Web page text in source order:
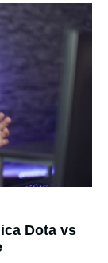
Dota vs